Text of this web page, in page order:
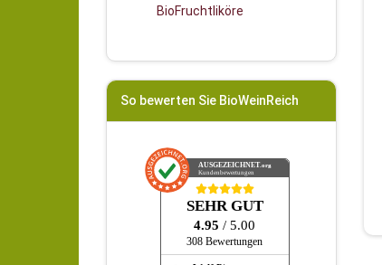
BioFruchtliköre
So bewerten Sie BioWeinReich
AUSGEZEICHNET.org
Kundenbewertungen
SEHR GUT
4.95 / 5.00
308 Bewertungen